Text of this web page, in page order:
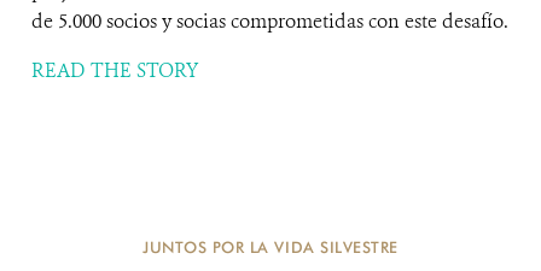
de 5.000 socios y socias comprometidas con este desafío.
READ THE STORY
JUNTOS POR LA VIDA SILVESTRE